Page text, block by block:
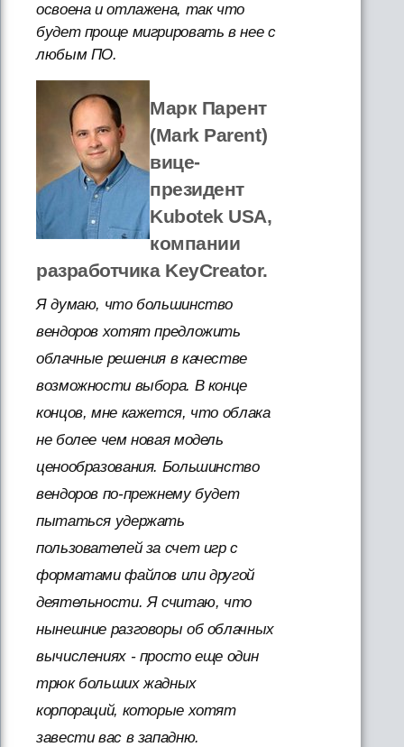
освоена и отлажена, так что
будет проще мигрировать в нее с
любым ПО.
Марк Парент
(Mark Parent)
вице-
президент
Kubotek USA,
компании
разработчика KeyCreator.
Я думаю, что большинство
вендоров хотят предложить
облачные решения в качестве
возможности выбора. В конце
концов, мне кажется, что облака
не более чем новая модель
ценообразования. Большинство
вендоров по-прежнему будет
пытаться удержать
пользователей за счет игр с
форматами файлов или другой
деятельности. Я считаю, что
нынешние разговоры об облачных
вычислениях - просто еще один
трюк больших жадных
корпораций, которые хотят
завести вас в западню.